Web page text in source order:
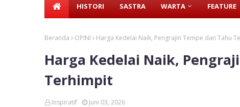
HISTORI SASTRA WARTA FEATURE
Beranda OPINI Harga Kedelai Naik, Pengrajin Tempe dan Tahu
Harga Kedelai Naik,
Terhimpit
Inspiratif Juni 03, 2026